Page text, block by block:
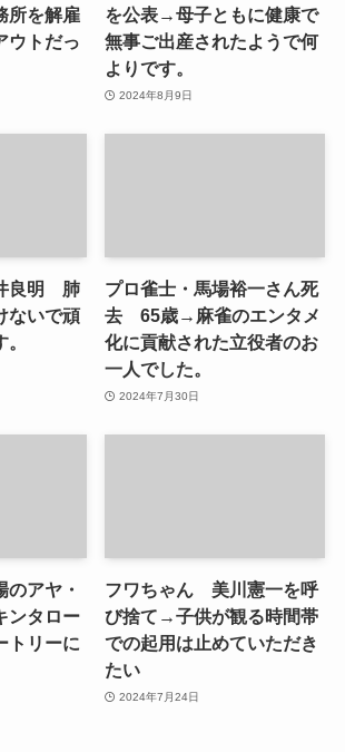
を解雇
ウトだっ
を公表→母子ともに健康で
無事ご出産されたようで何
よりです。
2024年8月9日
良明 肺
ないで頑
プロ雀士・馬場裕一さん死
去 65歳→麻雀のエンタメ
化に貢献された立役者のお
一人でした。
2024年7月30日
のアヤ・
ンタロー
トリーに
フワちゃん 美川憲一を呼
び捨て→子供が観る時間帯
での起用は止めていただき
たい
2024年7月24日